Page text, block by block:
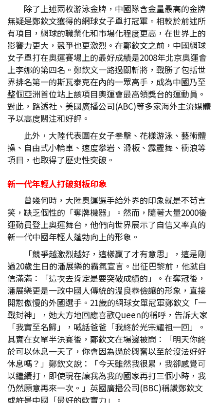
除了上述兩枚游泳金牌，中國隊含金量最高的金牌
無疑是鄭欽文獲得的網球女子單打冠軍。相較於前述所
有項目，網球的職業化和市場化程度更高，在世界上的
影響力更大，競爭也更激烈。在鄭欽文之前，中國網球
女子單打在奧運賽場上的最好成績是2008年北京奧運會
上李娜的第四名。鄭欽文一路過關斬將，戰勝了包括世
界排名第一的斯瓦泰克在內的一眾高手，成為中國乃至
整個亞洲首位站上該項目奧運會最高領獎台的運動員。
對此，路透社、美國廣播公司(ABC)等多家海外主流媒體
予以高度關注和好評。
此外，大陸代表團在女子拳擊、花樣游泳、藝術體
操、自由式小輪車、速度攀岩、滑板、霹靂舞、衝浪等
項目，也取得了歷史性突破。
新一代年輕人打破刻板印象
曾幾何時，大陸奧運選手給外界的印象就是不苟言
笑，缺乏個性的「奪牌機器」。然而，隨著大量2000後
運動員登上奧運舞台，他們向世界展示了自信又率真的
新一代中國年輕人蓬勃向上的形象。
「競爭越激烈越好，這樣贏了才有意思」，這是剛
過20歲生日的潘展樂的霸氣宣言。出征巴黎前，他就自
信滿滿：「這次去肯定是要突破成績的」。在奪冠後，
潘展樂更是一改中國人傳統的溫良恭儉讓的形象，直接
開懟傲慢的外國選手。21歲的網球女單冠軍鄭欽文「一
戰封神」，她大方地回應喜歡Queen的稱呼，告訴大家
「我實至名歸」，喊話爸爸「我終於光宗耀祖一回」。
其實在女單半決賽後，鄭欽文在場邊被問：「明天你終
於可以休息一天了，你會因為過於興奮以至於沒法好好
休息嗎？」鄭欽文說：「今天雖然我很累，我卻感覺可
以繼續打，即使現在讓我為我的國家再打三個小時，我
仍然願意再來一次。」英國廣播公司(BBC)稱讚鄭欽文
或許是中國「最好的軟實力」。